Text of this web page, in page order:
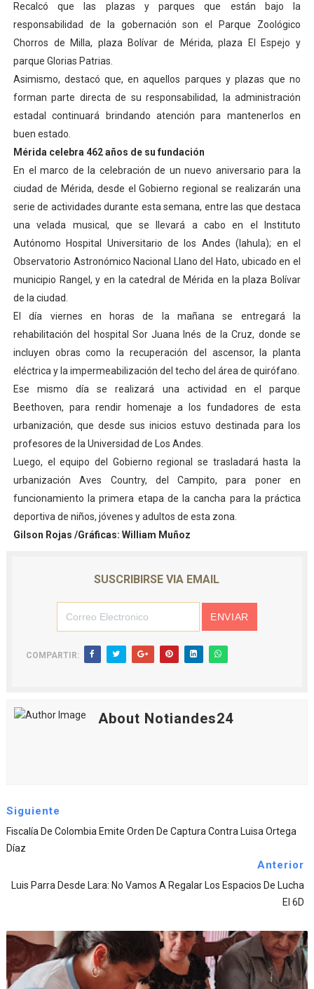
Recalcó que las plazas y parques que están bajo la
responsabilidad de la gobernación son el Parque Zoológico
Chorros de Milla, plaza Bolívar de Mérida, plaza El Espejo y
parque Glorias Patrias.
Asimismo, destacó que, en aquellos parques y plazas que no
forman parte directa de su responsabilidad, la administración
estadal continuará brindando atención para mantenerlos en
buen estado.
Mérida celebra 462 años de su fundación
En el marco de la celebración de un nuevo aniversario para la
ciudad de Mérida, desde el Gobierno regional se realizarán una
serie de actividades durante esta semana, entre las que destaca
una velada musical, que se llevará a cabo en el Instituto
Autónomo Hospital Universitario de los Andes (Iahula); en el
Observatorio Astronómico Nacional Llano del Hato, ubicado en el
municipio Rangel, y en la catedral de Mérida en la plaza Bolívar
de la ciudad.
El día viernes en horas de la mañana se entregará la
rehabilitación del hospital Sor Juana Inés de la Cruz, donde se
incluyen obras como la recuperación del ascensor, la planta
eléctrica y la impermeabilización del techo del área de quirófano.
Ese mismo día se realizará una actividad en el parque
Beethoven, para rendir homenaje a los fundadores de esta
urbanización, que desde sus inicios estuvo destinada para los
profesores de la Universidad de Los Andes.
Luego, el equipo del Gobierno regional se trasladará hasta la
urbanización Aves Country, del Campito, para poner en
funcionamiento la primera etapa de la cancha para la práctica
deportiva de niños, jóvenes y adultos de esta zona.
Gilson Rojas /Gráficas: William Muñoz
SUSCRIBIRSE VIA EMAIL
COMPARTIR:
About Notiandes24
Siguiente
Fiscalía De Colombia Emite Orden De Captura Contra Luisa Ortega
Díaz
Anterior
Luis Parra Desde Lara: No Vamos A Regalar Los Espacios De Lucha
El 6D